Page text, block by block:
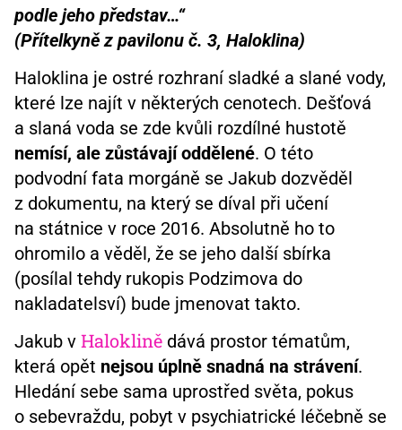
podle jeho představ…“
(Přítelkyně z pavilonu č. 3, Haloklina)
Haloklina je ostré rozhraní sladké a slané vody,
které lze najít v některých cenotech. Dešťová
a slaná voda se zde kvůli rozdílné hustotě
nemísí, ale zůstávají oddělené. O této
podvodní fata morgáně se Jakub dozvěděl
z dokumentu, na který se díval při učení
na státnice v roce 2016. Absolutně ho to
ohromilo a věděl, že se jeho další sbírka
(posílal tehdy rukopis Podzimova do
nakladatelsví) bude jmenovat takto.
Jakub v Haloklině dává prostor tématům,
která opět nejsou úplně snadná na strávení.
Hledání sebe sama uprostřed světa, pokus
o sebevraždu, pobyt v psychiatrické léčebně se